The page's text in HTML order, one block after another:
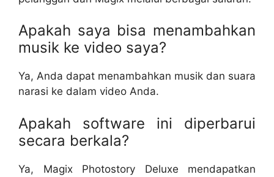
Apakah saya bisa menambahkan
musik ke video saya?
Ya, Anda dapat menambahkan musik dan suara
narasi ke dalam video Anda.
Apakah software ini diperbarui
secara berkala?
Ya, Magix Photostory Deluxe mendapatkan